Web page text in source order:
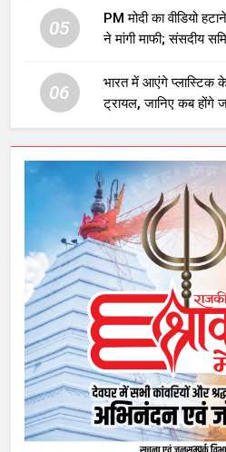
05
PM मोदी का वीडियो
ने मांगी माफी; संसदीय
06
भारत में आएंगे प्लास्टिक
ट्रायल, जानिए कब होंगे